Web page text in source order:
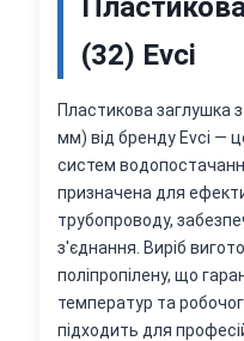
(32) Evci
Пластикова заглушка
мм) від бренду Evci —
систем
призначена для
трубопроводу,
з'єднання. Виріб
поліпропілену, що
температур та
підходить для